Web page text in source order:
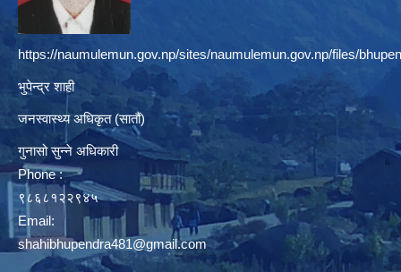
https://naumulemun.gov.np/sites/naumulemun.gov.np/files/
भुपेन्द्र शाही
जनस्वास्थ्य अधिकृत (सातौं)
गुनासो सुन्ने अधिकारी
Phone :
९८६८१२२९४५
Email:
shahibhupendra481@gmail.com